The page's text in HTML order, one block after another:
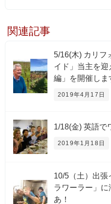
関連記事
5/16(木) カリフ
イド」当主を
編」を開催しま
2019年4月17日
1/18(金) 英語で
2019年1月18日
10/5（土）出張
ラワーラー」
あ！